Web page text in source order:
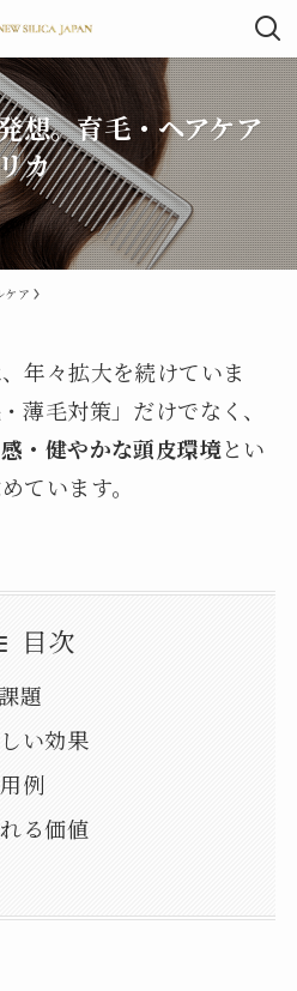
想。育毛・ヘアケア
カ
ケア
年々拡大を続けていま
薄毛対策」だけでなく、
・健やかな頭皮環境とい
ています。
目次
題
い効果
例
る価値